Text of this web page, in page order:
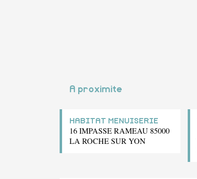
A proximite
HABITAT MENUISERIE
16 IMPASSE RAMEAU 85000
LA ROCHE SUR YON